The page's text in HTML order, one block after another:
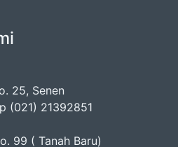
25, Senen
(021) 21392851
99 ( Tanah Baru)